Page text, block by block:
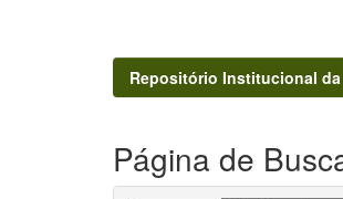
Repositório Institucional da
Página de